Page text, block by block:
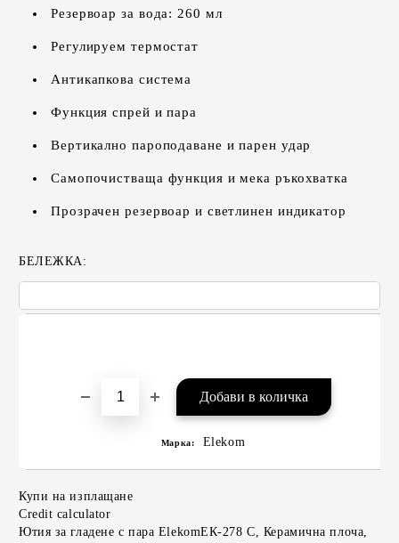
Резервоар за вода: 260 мл
Регулируем термостат
Антикапкова система
Функция спрей и пара
Вертикално пароподаване и парен удар
Самопочистваща функция и мека ръкохватка
Прозрачен резервоар и светлинен индикатор
БЕЛЕЖКА:
Марка: Elekom
Купи на изплащане
Credit calculator
Ютия за гладене с пара ElekomЕК-278 С, Керамична плоча,